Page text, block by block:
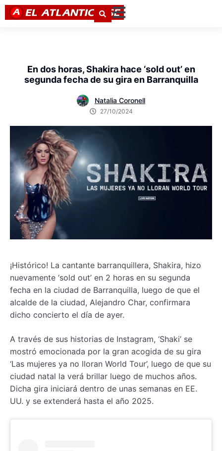
En dos horas, Shakira hace ‘sold out’ en
segunda fecha de su gira en Barranquilla
Natalia Coronell
27/10/2024
¡Histórico! La cantante barranquillera, Shakira, hizo
nuevamente ‘sold out’ en 2 horas en su segunda
fecha en la ciudad de Barranquilla, luego de que el
alcalde de la ciudad, Alejandro Char, confirmara
dicho concierto el día de ayer.
A través de sus historias de Instagram, ‘Shaki’ se
mostró emocionada por la gran acogida de su gira
‘Las mujeres ya no lloran World Tour’, luego de que su
ciudad natal la verá brillar luego de muchos años.
Dicha gira iniciará dentro de unas semanas en EE.
UU. y se extenderá hasta el año 2025.